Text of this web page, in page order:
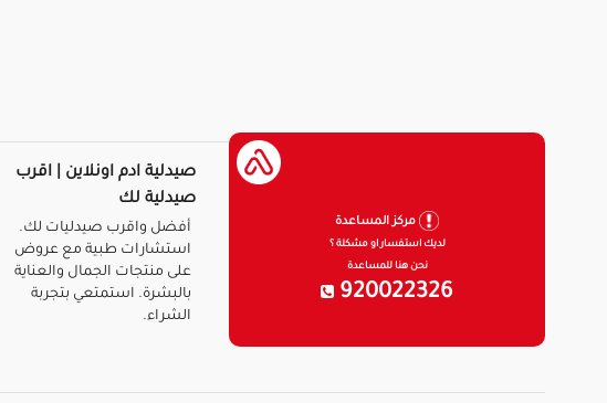
مركز المساعدة
لديك استفسار او مشكلة ؟
نحن هنا للمساعدة
920022326
صيدلية ادم اونلاين | اقرب
صيدلية لك
أفضل واقرب صيدليات لك.
استشارات طبية مع عروض
على منتجات الجمال والعناية
بالبشرة. استمتعي بتجربة
الشراء.